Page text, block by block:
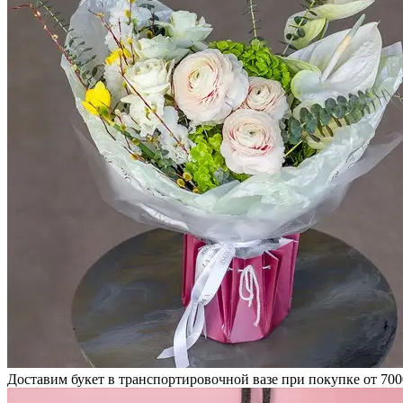
Доставим букет в транспортировочной вазе при покупке от